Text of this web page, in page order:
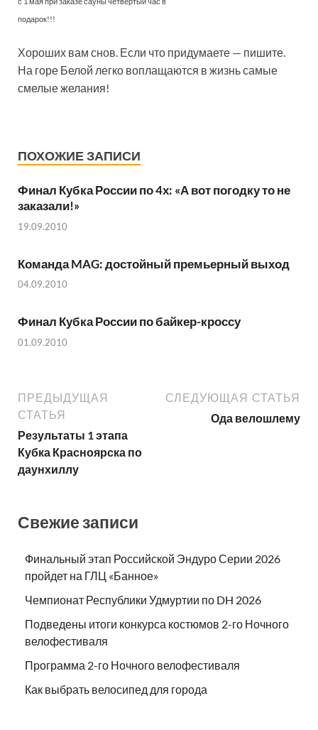
подарок!!!
Хороших вам снов. Если что придумаете — пишите.
На горе Белой легко воплащаются в жизнь самые
смелые желания!
ПОХОЖИЕ ЗАПИСИ
Финал Кубка России по 4х: «А вот погодку то не
заказали!»
19.09.2010
Команда MAG: достойный премьерный выход
04.09.2010
Финал Кубка России по байкер-кроссу
01.09.2010
ПРЕДЫДУЩАЯ
СТАТЬЯ
Результаты 1 этапа
Кубка Красноярска по
даунхиллу
СЛЕДУЮЩАЯ СТАТЬЯ
Ода велошлему
Свежие записи
Финальный этап Российской Эндуро Серии 2026
пройдет на ГЛЦ «Банное»
Чемпионат Республики Удмуртии по DH 2026
Подведены итоги конкурса костюмов 2-го Ночного
велофестиваля
Программа 2-го Ночного велофестиваля
Как выбрать велосипед для города